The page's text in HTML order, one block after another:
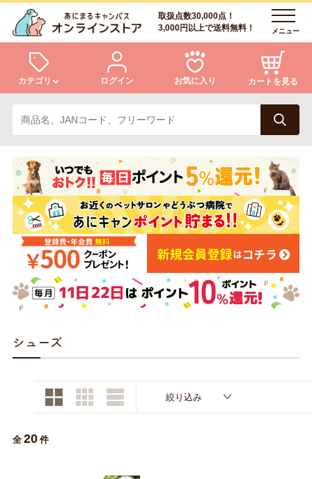
取扱点数30,000点！
3,000円以上で送料無料！
メニュー
カテゴリ
犬 猫
小動物・鳥 アクア・爬虫類・昆虫
ドッグフード キャットフード
美容・ケア用品 服・おさんぽ用品
日用品（デイリー）
トリマーグッズ シニアサポート
ログイン お気に入り カートを見る
ログイン
会員登録
あにまるキャンパスについて
アフターサービス
商品リクエスト
お問い合わせ
シューズ
絞り込み
全 20 件